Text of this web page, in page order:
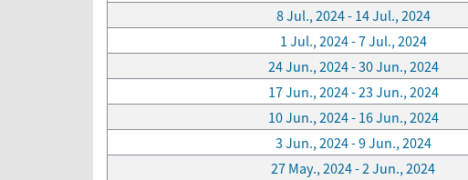
8 Jul., 2024 - 14 Jul., 2024
1 Jul., 2024 - 7 Jul., 2024
24 Jun., 2024 - 30 Jun., 2024
17 Jun., 2024 - 23 Jun., 2024
10 Jun., 2024 - 16 Jun., 2024
3 Jun., 2024 - 9 Jun., 2024
27 May., 2024 - 2 Jun., 2024